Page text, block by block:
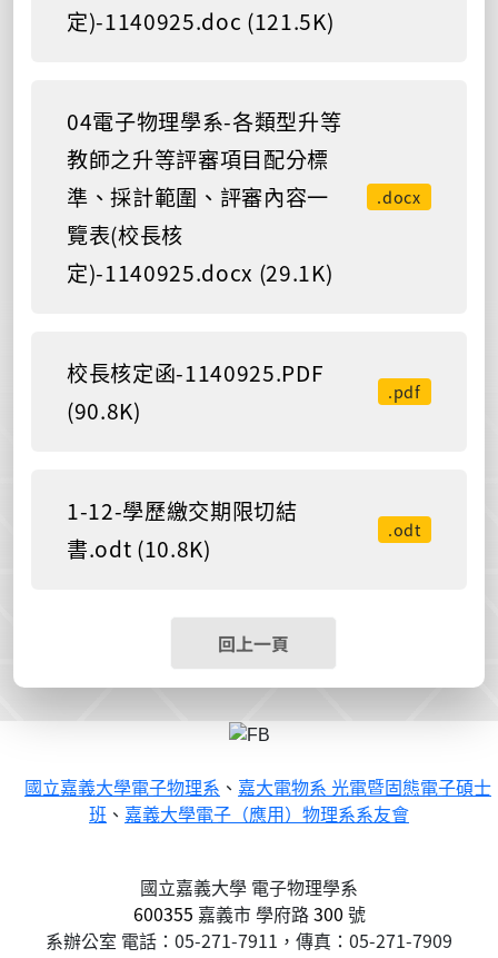
定)-1140925.doc (121.5K)
04電子物理學系-各類型升等
教師之升等評審項目配分標
準、採計範圍、評審內容一
覽表(校長核
定)-1140925.docx (29.1K)
.docx
校長核定函-1140925.PDF
(90.8K)
.pdf
1-12-學歷繳交期限切結
書.odt (10.8K)
.odt
回上一頁
國立嘉義大學電子物理系 、 嘉大電物系 光電暨固態電子碩士
班 、 嘉義大學電子（應用）物理系系友會
國立嘉義大學 電子物理學系
600355 嘉義市學府路300 號
系辦公室 電話：05-271-7911，傳真：05-271-7909